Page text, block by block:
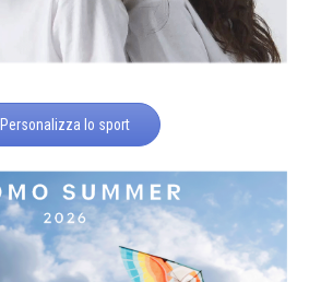
Personalizza lo sport